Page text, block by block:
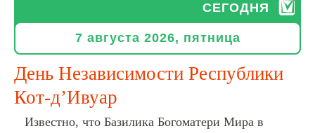
СЕГОДНЯ
7 августа 2026, пятница
День Независимости Республики
Кот-д’Ивуар
Известно, что Базилика Богоматери Мира в